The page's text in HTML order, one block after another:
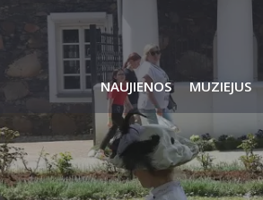
NAUJIENOS MUZIEJUS